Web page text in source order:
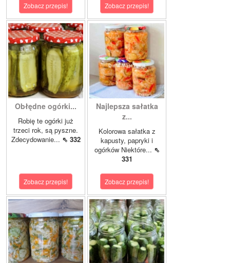
Zobacz przepis! Zobacz przepis!
Obłędne ogórki...
Robię te ogórki już
trzeci rok, są pyszne.
Zdecydowanie... ⇖ 332
Zobacz przepis!
Najlepsza sałatka
z...
Kolorowa sałatka z
kapusty, papryki i
ogórków Niektóre... ⇖
331
Zobacz przepis!